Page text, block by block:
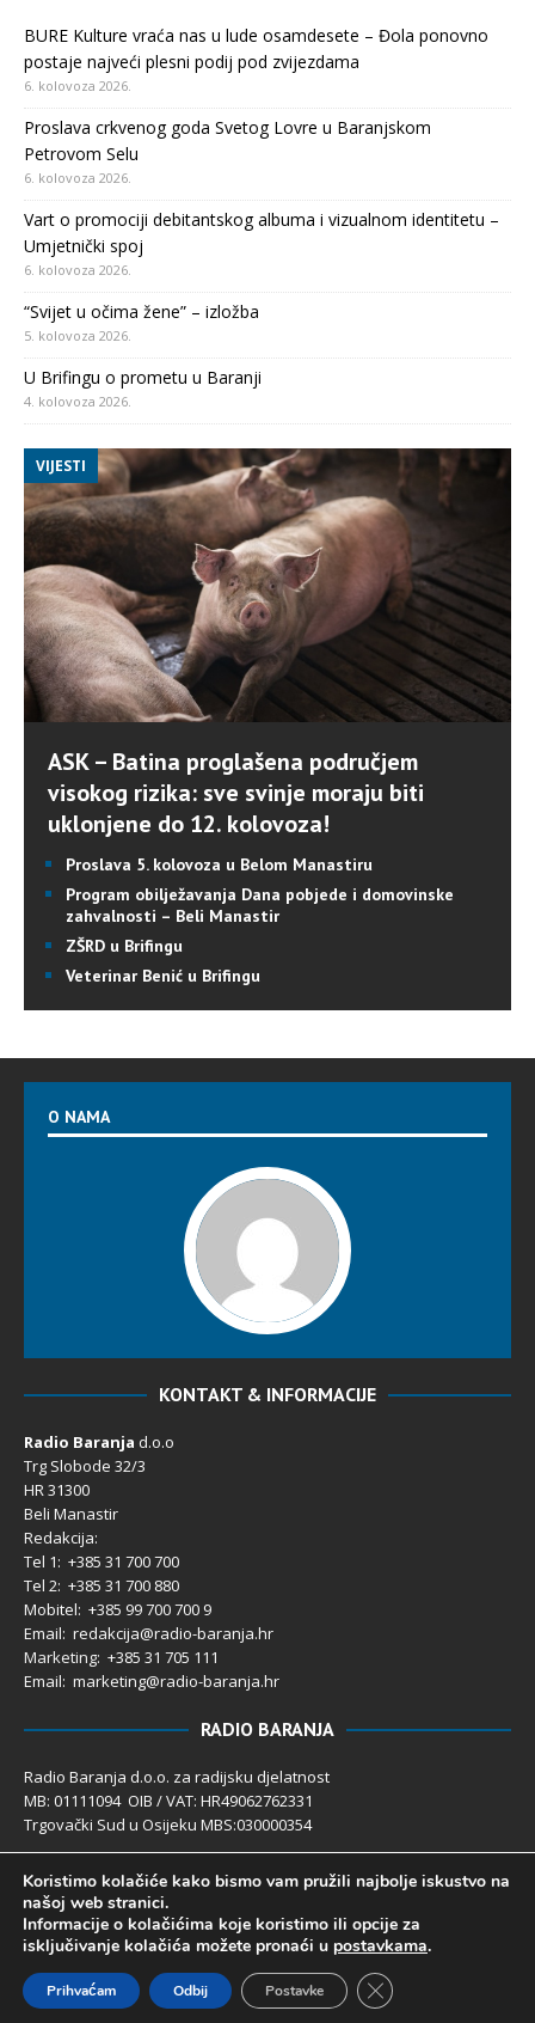
BURE Kulture vraća nas u lude osamdesete – Đola ponovno
postaje najveći plesni podij pod zvijezdama
6. kolovoza 2026.
Proslava crkvenog goda Svetog Lovre u Baranjskom
Petrovom Selu
6. kolovoza 2026.
Vart o promociji debitantskog albuma i vizualnom identitetu –
Umjetnički spoj
6. kolovoza 2026.
“Svijet u očima žene” – izložba
5. kolovoza 2026.
U Brifingu o prometu u Baranji
4. kolovoza 2026.
VIJESTI
ASK – Batina proglašena područjem
visokog rizika: sve svinje moraju biti
uklonjene do 12. kolovoza!
Proslava 5. kolovoza u Belom Manastiru
Program obilježavanja Dana pobjede i domovinske
zahvalnosti – Beli Manastir
ZŠRD u Brifingu
Veterinar Benić u Brifingu
O NAMA
KONTAKT & INFORMACIJE
Radio Baranja d.o.o
Trg Slobode 32/3
HR 31300
Beli Manastir
Redakcija:
Tel 1: +385 31 700 700
Tel 2: +385 31 700 880
Mobitel: +385 99 700 700 9
Email: redakcija@radio-baranja.hr
Marketing: +385 31 705 111
Email: marketing@radio-baranja.hr
RADIO BARANJA
Radio Baranja d.o.o. za radijsku djelatnost
MB: 01111094 OIB / VAT: HR49062762331
Trgovački Sud u Osijeku MBS:030000354
Temeljni kapital 2.600,00 € uplaćen u cijelosti
Poslovni račun PBZ: 2340009-1100121402
IBAN: HR4123400091100121402
Uprava društva: Ivanka Rusan
Radio Baranja 1992- 2025 ©
Koristimo kolačiće kako bismo vam pružili najbolje iskustvo na
našoj web stranici.
Informacije o kolačićima koje koristimo ili opcije za
isključivanje kolačića možete pronaći u postavkama.
Prihvaćam Odbij Postavke Close GDPR Cookie